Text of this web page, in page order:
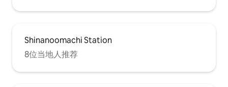
Shinanoomachi Station
8位当地人推荐